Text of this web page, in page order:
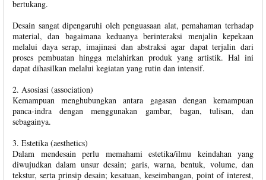
bertukang.
Desain sangat dipengaruhi oleh penguasaan alat, pemahaman terhadap
material, dan bagaimana keduanya berinteraksi menjalin kepekaan
melalui daya serap, imajinasi dan abstraksi agar dapat terjalin dari
proses pembuatan hingga melahirkan produk yang artistik. Hal ini
dapat dihasilkan melalui kegiatan yang rutin dan intensif.
2. Asosiasi (association)
Kemampuan menghubungkan antara gagasan dengan kemampuan
panca-indra dengan menggunakan gambar, bagan, tulisan, dan
sebagainya.
3. Estetika (aesthetics)
Dalam mendesain perlu memahami estetika/ilmu keindahan yang
diwujudkan dalam unsur desain; garis, warna, bentuk, volume, dan
tekstur, serta prinsip desain; kesatuan, keseimbangan, point of interest,